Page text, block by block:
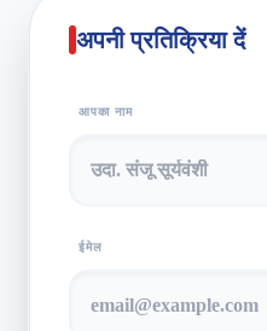
अपनी प्रतिक्रिया दें
आपका नाम
ईमेल